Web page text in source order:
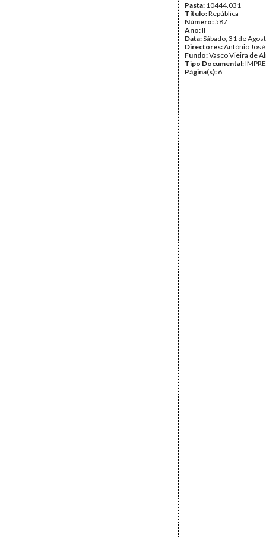
Pasta: 10444.031
Título:República
Número:587
Ano:II
Data:Sábado, 31 de
Directores:António
Fundo:Vasco Vieira de
Tipo Documental:
Página(s): 6